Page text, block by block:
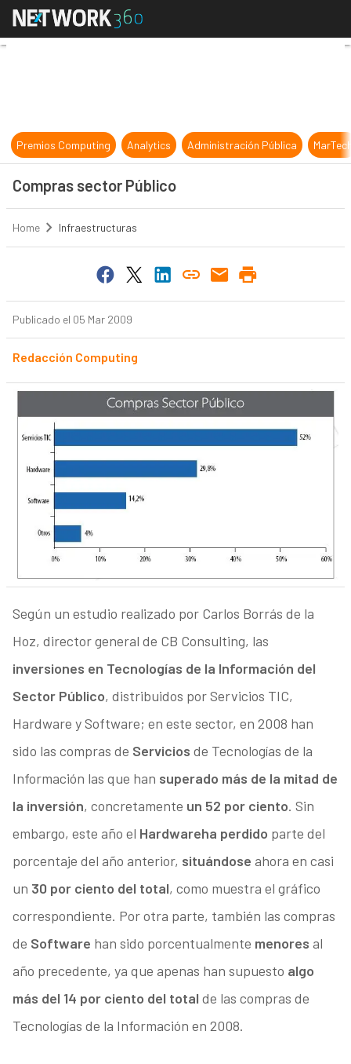
Compras sector Público
Premios Computing Analytics Administración Pública
Compras sector Público
Home Infraestructuras
Publicado el 05 Mar 2009
Redacción Computing
Según un estudio realizado por Carlos Borrás de la
Hoz, director general de CB Consulting, las
inversiones en Tecnologías de la Información del
Sector Público, distribuidos por Servicios TIC,
Hardware y Software; en este sector, en 2008 han
sido las compras de Servicios de Tecnologías de la
Información las que han superado más de la mitad de
la inversión, concretamente un 52 por ciento. Sin
embargo, este año el Hardwareha perdido parte del
porcentaje del año anterior, situándose ahora en casi
un 30 por ciento del total, como muestra el gráfico
correspondiente. Por otra parte, también las compras
de Software han sido porcentualmente menores al
año precedente, ya que apenas han supuesto algo
más del 14 por ciento del total de las compras de
Tecnologías de la Información en 2008.